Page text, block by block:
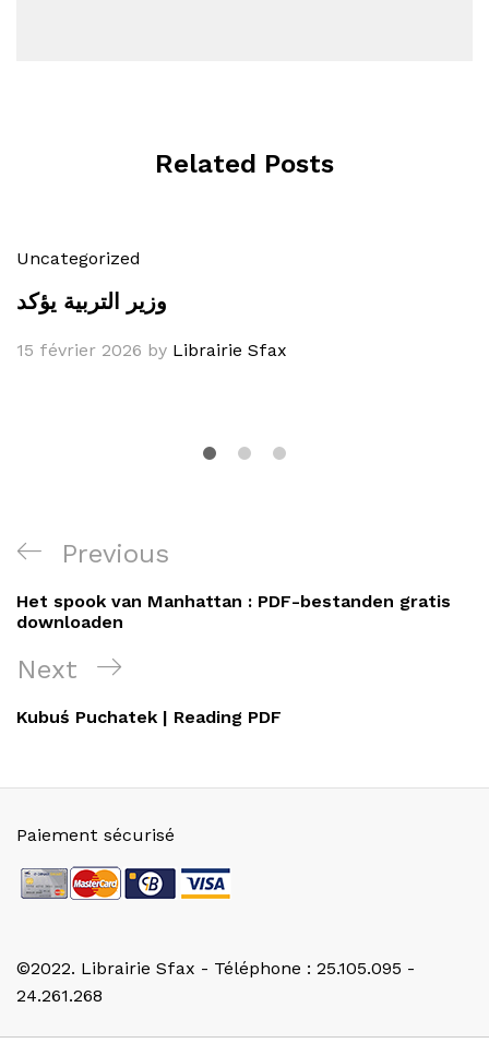
Related Posts
Uncategorized
وزير التربية يؤكد
15 février 2026 by Librairie Sfax
Navigation
de
l’article
Previous
Post
Previous
Het spook van Manhattan : PDF-bestanden gratis
downloaden
Next
Post
Next
Kubuś Puchatek | Reading PDF
©2022. Librairie Sfax - Téléphone : 25.105.095 -
24.261.268
Paiement sécurisé